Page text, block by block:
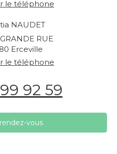
le téléphone
NAUDET
RUE
Erceville
le téléphone
92 59
vous